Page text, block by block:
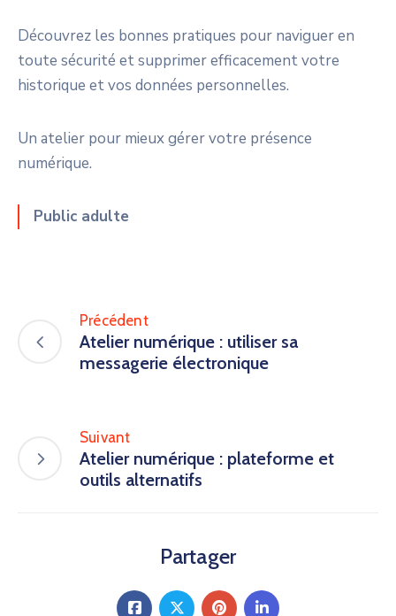
Découvrez les bonnes pratiques pour naviguer en
toute sécurité et supprimer efficacement votre
historique et vos données personnelles.
Un atelier pour mieux gérer votre présence
numérique.
Public adulte
Précédent
Atelier numérique : utiliser sa
messagerie électronique
Suivant
Atelier numérique : plateforme et
outils alternatifs
Partager